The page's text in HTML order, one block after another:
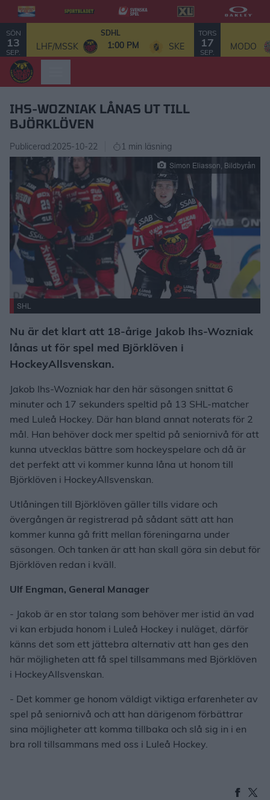
SÖN
13
SEP.
SDHL
LHF/MSSK 1:00 PM SKE
TORS
17
SEP.
MODO
IHS-WOZNIAK LÅNAS UT TILL
BJÖRKLÖVEN
Publicerad:2025-10-22 1 min läsning
Simon Eliasson, Bildbyrån
SHL
Nu är det klart att 18-årige Jakob Ihs-Wozniak
lånas ut för spel med Björklöven i
HockeyAllsvenskan.
Jakob Ihs-Wozniak har den här säsongen snittat 6
minuter och 17 sekunders speltid på 13 SHL-matcher
med Luleå Hockey. Där han bland annat noterats för 2
mål. Han behöver dock mer speltid på seniornivå för att
kunna utvecklas bättre som hockeyspelare och då är
det perfekt att vi kommer kunna låna ut honom till
Björklöven i HockeyAllsvenskan.
Utlåningen till Björklöven gäller tills vidare och
övergången är registrerad på sådant sätt att han
kommer kunna gå fritt mellan föreningarna under
säsongen. Och tanken är att han skall göra sin debut för
Björklöven redan i kväll.
Ulf Engman, General Manager
- Jakob är en stor talang som behöver mer istid än vad
vi kan erbjuda honom i Luleå Hockey i nuläget, därför
känns det som ett jättebra alternativ att han ges den
här möjligheten att få spel tillsammans med Björklöven
i HockeyAllsvenskan.
- Det kommer ge honom väldigt viktiga erfarenheter av
spel på seniornivå och att han därigenom förbättrar
sina möjligheter att komma tillbaka och slå sig in i en
bra roll tillsammans med oss i Luleå Hockey.